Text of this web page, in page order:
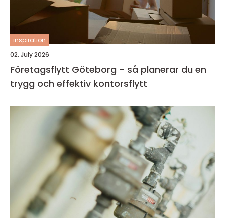
inspiration
02. July 2026
Företagsflytt Göteborg - så planerar du en
trygg och effektiv kontorsflytt